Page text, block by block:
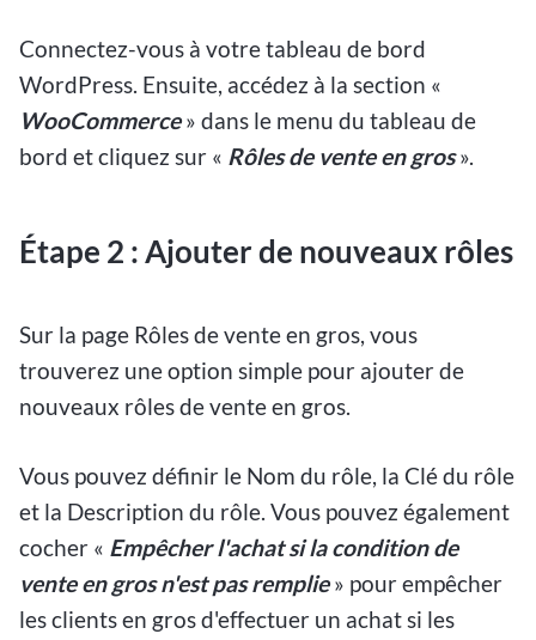
Connectez-vous à votre tableau de bord
WordPress. Ensuite, accédez à la section «
WooCommerce» dans le menu du tableau de
bord et cliquez sur « Rôles de vente en gros».
Étape 2 : Ajouter de nouveaux rôles
Sur la page Rôles de vente en gros, vous
trouverez une option simple pour ajouter de
nouveaux rôles de vente en gros.
Vous pouvez définir le Nom du rôle, la Clé du rôle
et la Description du rôle. Vous pouvez également
cocher « Empêcher l'achat si la condition de
vente en gros n'est pas remplie» pour empêcher
les clients en gros d'effectuer un achat si les